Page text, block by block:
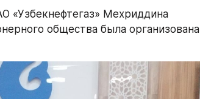
«Узбекнефтегаз» Мехриддина
общества была организована